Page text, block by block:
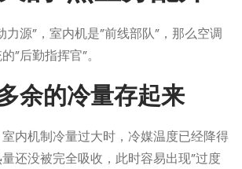
力源”，室内机是”前线部队”，那么空调
”后勤指挥官”。
余的冷量存起来
内机制冷量过大时，冷媒温度已经降得
还没被完全吸收，此时容易出现”过度